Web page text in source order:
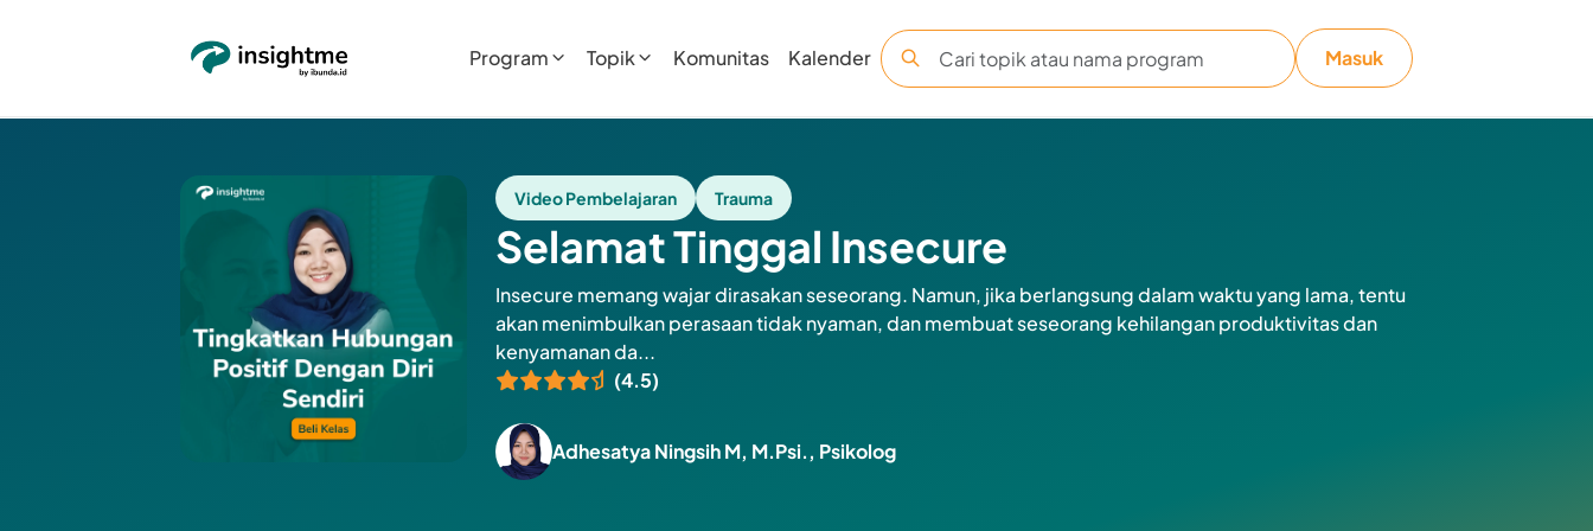
Program Topik Komunitas Kalender Masuk
Video Pembelajaran Trauma
Selamat Tinggal Insecure
Insecure memang wajar dirasakan seseorang. Namun, jika berlangsung dalam waktu yang lama, tentu
akan menimbulkan perasaan tidak nyaman, dan membuat seseorang kehilangan produktivitas dan
kenyamanan da...
(4.5)
Adhesatya Ningsih M, M.Psi., Psikolog